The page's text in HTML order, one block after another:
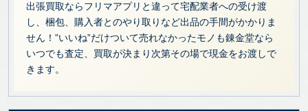
出張買取ならフリマアプリと違って宅配業者への受け渡
し、梱包、購入者とのやり取りなど出品の手間がかかりま
せん！”いいね”だけついて売れなかったモノも錬金堂なら
いつでも査定、買取が決まり次第その場で現金をお渡しで
きます。